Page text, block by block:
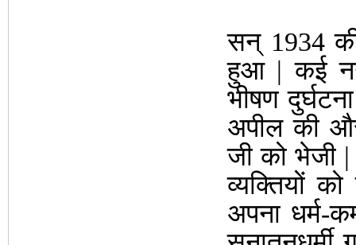
सन् 1934
हुआ | कई
भीषण
अपील की
जी को भेजी
व्यक्तियों
अपना धर्म-